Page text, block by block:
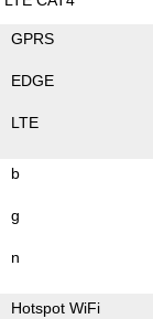
GPRS
EDGE
LTE
b
g
n
Hotspot WiFi